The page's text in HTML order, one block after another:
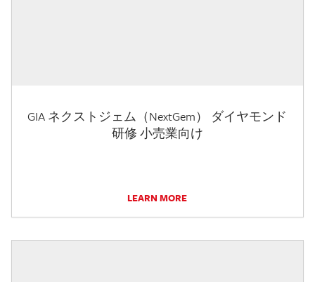
GIA ネクストジェム（NextGem） ダイヤモンド
研修 小売業向け
LEARN MORE